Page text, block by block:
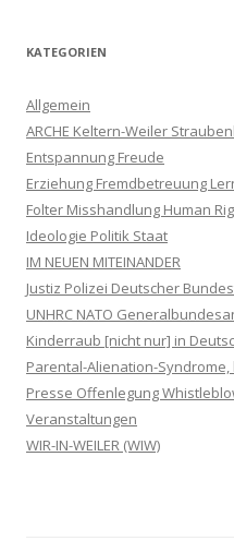
KATEGORIEN
Allgemein
ARCHE Keltern-Weiler
Entspannung Freude
Erziehung Fremdbetreuung
Folter Misshandlung Human
Ideologie Politik Staat
IM NEUEN MITEINANDER
Justiz Polizei Deutscher
UNHRC NATO
Kinderraub [nicht nur] in
Parental-Alienation-Syndrome,
Presse Offenlegung
Veranstaltungen
WIR-IN-WEILER (WIW)